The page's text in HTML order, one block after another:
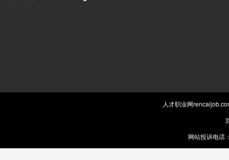
人才职业网
网站投诉电话